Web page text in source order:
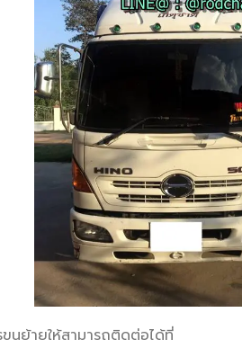
ขนย้ายให้สามารถติดต่อได้ที่